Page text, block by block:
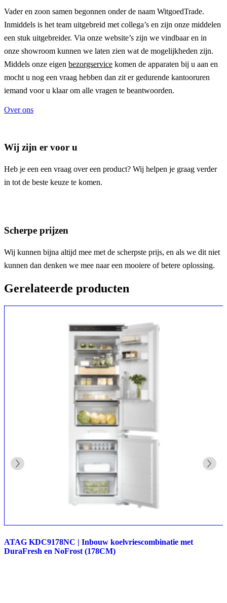
Vader en zoon samen begonnen onder de naam WitgoedTrade.
Inmiddels is het team uitgebreid met collega’s en zijn onze middelen
een stuk uitgebreider. Via onze website’s zijn we vindbaar en in
onze showroom kunnen we laten zien wat de mogelijkheden zijn.
Middels onze eigen bezorgservice komen de apparaten bij u aan en
mocht u nog een vraag hebben dan zit er gedurende kantooruren
iemand voor u klaar om alle vragen te beantwoorden.
Over ons
Wij zijn er voor u
Heb je een een vraag over een product? Wij helpen je graag verder
in tot de beste keuze te komen.
Scherpe prijzen
Wij kunnen bijna altijd mee met de scherpste prijs, en als we dit niet
kunnen dan denken we mee naar een mooiere of betere oplossing.
Gerelateerde producten
ATAG KDC9178NC | Inbouw koelvriescombinatie met
DuraFresh en NoFrost (178CM)